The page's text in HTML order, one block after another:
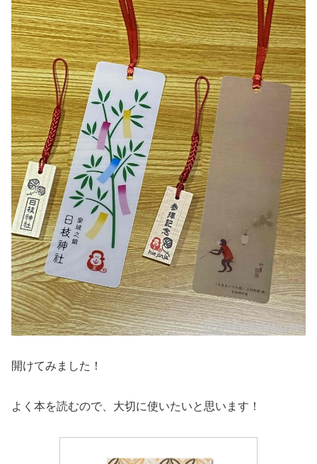
開けてみました！
よく本を読むので、大切に使いたいと思います！